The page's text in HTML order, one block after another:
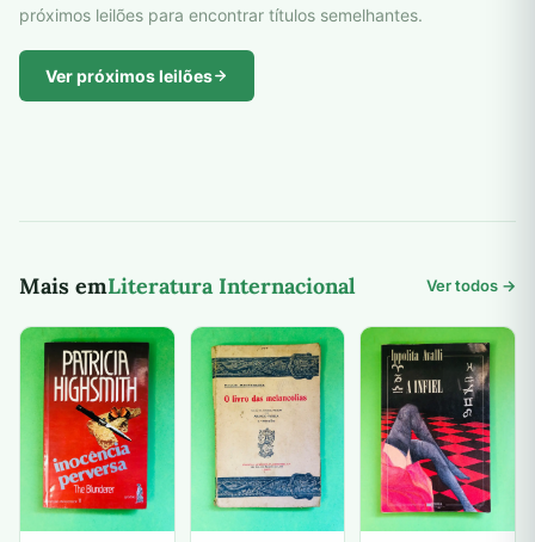
próximos leilões para encontrar títulos semelhantes.
Ver próximos leilões
Mais emLiteratura Internacional Ver todos →